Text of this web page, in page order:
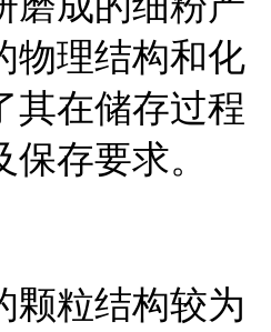
物理结构和化
其在储存过程
存要求。
颗粒结构较为